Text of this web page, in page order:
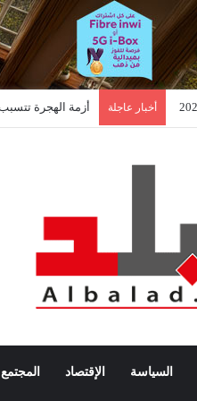
أخبار عاجلة
السياسة الإقتصاد المجتمع